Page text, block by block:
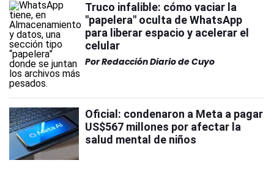
Truco infalible: cómo vaciar la
"papelera" oculta de WhatsApp
para liberar espacio y acelerar el
celular
PorRedacción Diario de Cuyo
Oficial: condenaron a Meta a pagar
US$567 millones por afectar la
salud mental de niños